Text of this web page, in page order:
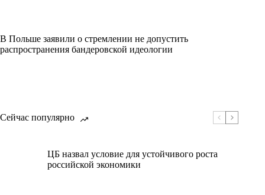
В Польше заявили о стремлении не допустить
распространения бандеровской идеологии
Сейчас популярно
ЦБ назвал условие для устойчивого роста
российской экономики